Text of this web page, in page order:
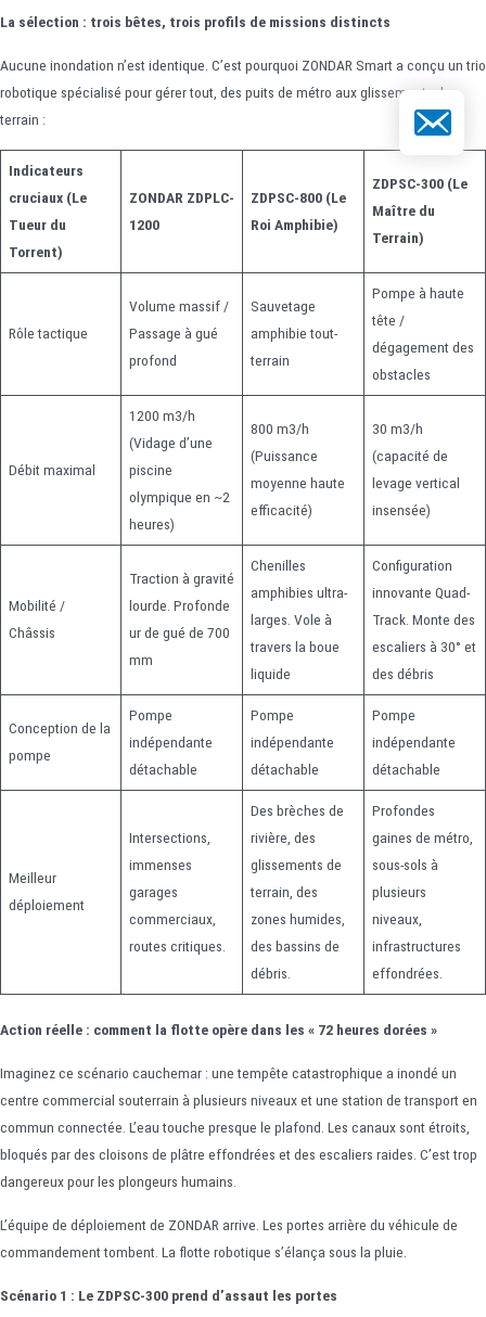
La sélection : trois bêtes, trois profils de missions distincts
Aucune inondation n’est identique. C’est pourquoi ZONDAR Smart a conçu un trio
robotique spécialisé pour gérer tout, des puits de métro aux glissements de
terrain :
Indicateurs
cruciaux (Le
Tueur du
Torrent)
ZONDAR ZDPLC-
1200
ZDPSC-800 (Le
Roi Amphibie)
ZDPSC-300 (Le
Maître du
Terrain)
Rôle tactique
Volume massif /
Passage à gué
profond
Sauvetage
amphibie tout-
terrain
Pompe à haute
tête /
dégagement des
obstacles
Débit maximal
1200 m3/h
(Vidage d’une
piscine
olympique en ~2
heures)
800 m3/h
(Puissance
moyenne haute
efficacité)
30 m3/h
(capacité de
levage vertical
insensée)
Mobilité /
Châssis
Traction à gravité
lourde. Profonde
ur de gué de 700
mm
Chenilles
amphibies ultra-
larges. Vole à
travers la boue
liquide
Configuration
innovante Quad-
Track. Monte des
escaliers à 30° et
des débris
Conception de la
pompe
Pompe
indépendante
détachable
Pompe
indépendante
détachable
Pompe
indépendante
détachable
Meilleur
déploiement
Intersections,
immenses
garages
commerciaux,
routes critiques.
Des brèches de
rivière, des
glissements de
terrain, des
zones humides,
des bassins de
débris.
Profondes
gaines de métro,
sous-sols à
plusieurs
niveaux,
infrastructures
effondrées.
Action réelle : comment la flotte opère dans les « 72 heures dorées »
Imaginez ce scénario cauchemar : une tempête catastrophique a inondé un
centre commercial souterrain à plusieurs niveaux et une station de transport en
commun connectée. L’eau touche presque le plafond. Les canaux sont étroits,
bloqués par des cloisons de plâtre effondrées et des escaliers raides. C’est trop
dangereux pour les plongeurs humains.
L’équipe de déploiement de ZONDAR arrive. Les portes arrière du véhicule de
commandement tombent. La flotte robotique s’élança sous la pluie.
Scénario 1 : Le ZDPSC-300 prend d’assaut les portes
E-mail